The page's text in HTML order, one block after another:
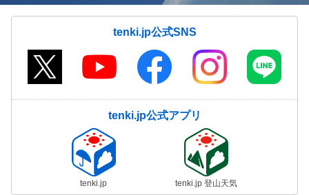
tenki.jp公式SNS
tenki.jp公式アプリ
tenki.jp tenki.jp 登山天気